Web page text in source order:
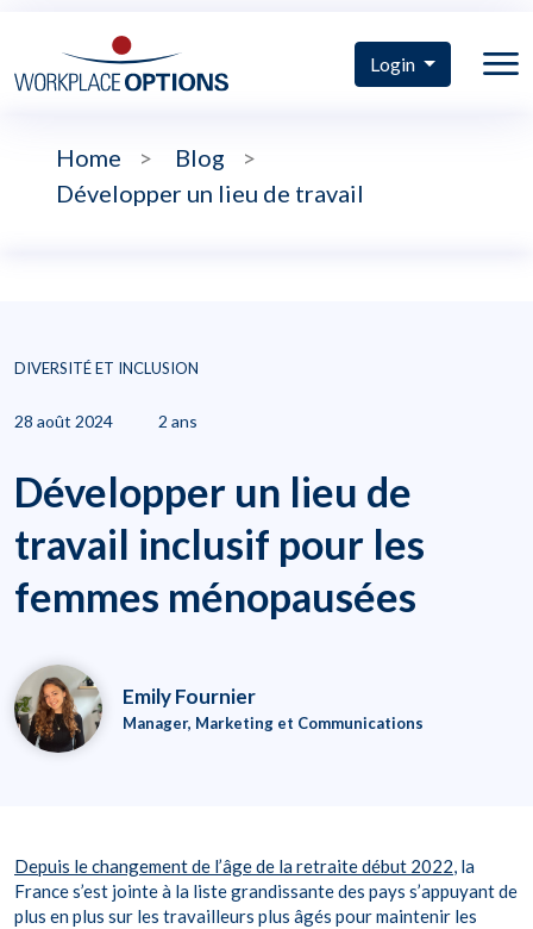
Login
Home > Blog
>
Développer un lieu de travail
DIVERSITÉ ET INCLUSION
28 août 2024 2 ans
Développer un lieu de
travail inclusif pour les
femmes ménopausées
Emily Fournier
Manager, Marketing et Communications
Depuis le changement de l’âge de la retraite début 2022, la
France s’est jointe à la liste grandissante des pays s’appuyant de
plus en plus sur les travailleurs plus âgés pour maintenir les